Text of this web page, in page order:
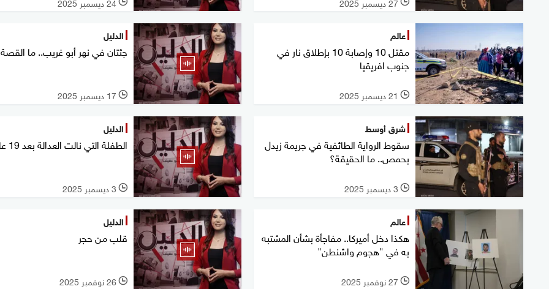
عالم
مقتل 10 وإصابة 10 بإطلاق نار في
جنوب افريقيا
l 21 ديسمبر 2025
الدليل
جثتان في نهر أبو غريب.. ما
l 17 ديسمبر 2025
شرق أوسط
سقوط الرواية الطائفية في جريمة زيدل
بحمص.. ما الحقيقة؟
l 3 ديسمبر 2025
الدليل
الطفلة التي نالت العدالة بعد 19 عاما
l 3 ديسمبر 2025
عالم
هكذا دخل أميركا.. مفاجأة بشأن المشتبه
به في "هجوم واشنطن"
l 27 نوفمبر 2025
الدليل
قلب من حجر
l 26 نوفمبر 2025